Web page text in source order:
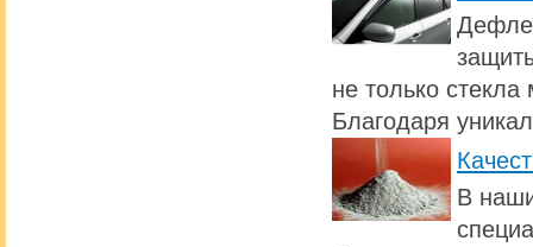
не только
Благодаря
В